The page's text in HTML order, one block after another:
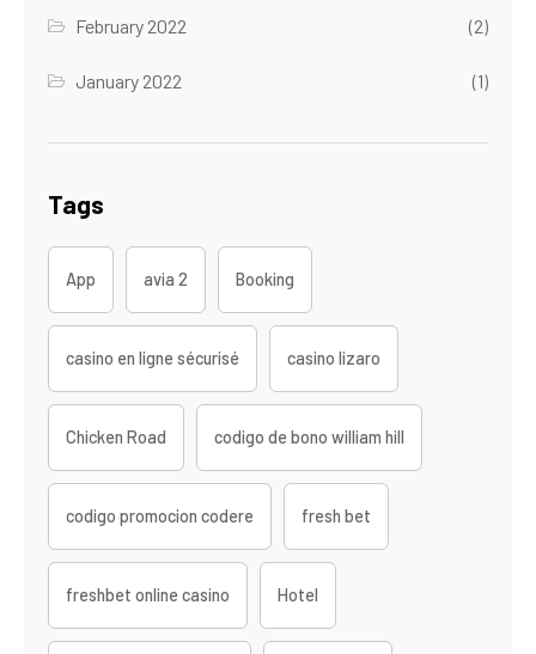
February 2022 (2)
January 2022 (1)
Tags
App avia 2 Booking
casino en ligne sécurisé casino lizaro
Chicken Road codigo de bono william hill
codigo promocion codere fresh bet
freshbet online casino Hotel